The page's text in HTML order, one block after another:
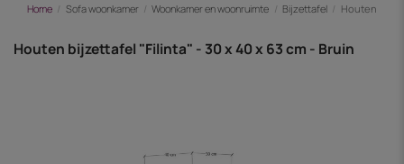
Home Sofa woonkamer Woonkamer en woonruimte Bijzettafel Houten
Houten bijzettafel "Filinta" - 30 x 40 x 63 cm - Bruin